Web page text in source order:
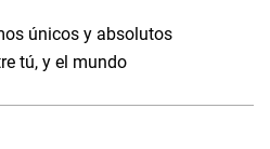
únicos y absolutos
tú, y el mundo